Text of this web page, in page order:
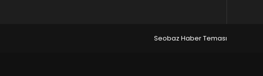
Seobaz Haber Teması